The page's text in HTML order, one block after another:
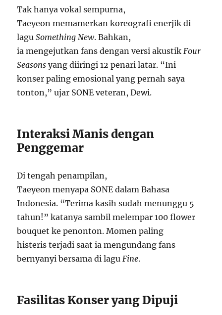
Tak hanya vokal sempurna,
Taeyeon memamerkan koreografi enerjik di
laguSomething New. Bahkan,
ia mengejutkan fans dengan versi akustikFour
Seasons yang diiringi 12 penari latar. “Ini
konser paling emosional yang pernah saya
tonton,” ujar SONE veteran, Dewi.
Interaksi Manis dengan
Penggemar
Di tengah penampilan,
Taeyeon menyapa SONE dalam Bahasa
Indonesia. “Terima kasih sudah menunggu 5
tahun!” katanya sambil melempar 100 flower
bouquet ke penonton. Momen paling
histeris terjadi saat ia mengundang fans
bernyanyi bersama di laguFine.
Fasilitas Konser yang Dipuji